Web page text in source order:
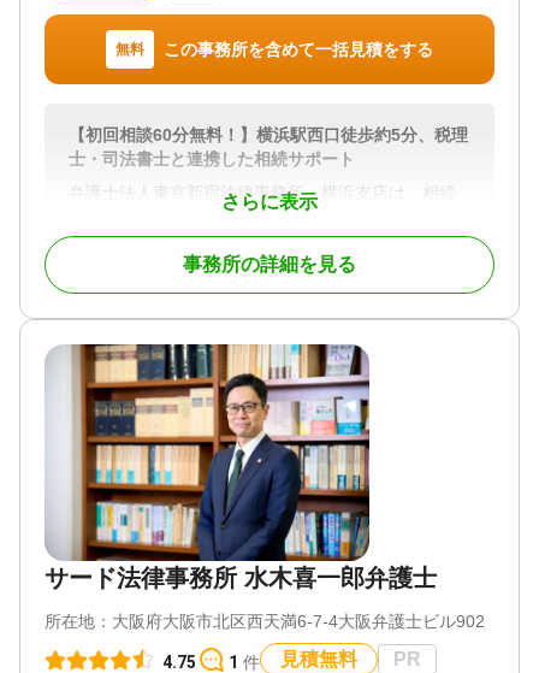
遺言書 / 遺産分割 / 相続財産調査 / 成年後見 / 家族信
託 / 相続手続き / 銀行手続き / 戸籍収集 / 相続人調査
電話相談可 / 訪問可 / 女性スタッフ対応可 / 土日相談
可 / 初回相談無料 / 18時以降相談可 / オンライン面談
無料 この事務所を含めて一括見積をする
さらに表示
【初回相談60分無料！】横浜駅西口徒歩約5分、税理
士・司法書士と連携した相続サポート
弁護士法人東京新宿法律事務所 横浜支店は、相続
問題が得意な法律事務所です。グループ内の税理士
法人、提携司法書士と密に連携し、お客様の相続に
関するお悩みに対応しています。
①初回相談60分無料｜相続人調査から遺留分まで実
務プロセスに沿ってご案内
や費用についてご説明いたします。相続に関するご
相談は、初回60分に限り無料です。
相続人調査では、戸籍謄本の収集による法定相続人
の確定に加え、金融機関・不動産の名寄帳調査、遺
言の有無の確認までを一括して対応します。
遺留分侵害額請求では、遺留分額の算定基礎となる
生前贈与の内容まで調査したうえで、適正な金額の
確保に努めます。
内容についてご不明な点がありましたら、お気軽に
お尋ねください。
事務所の詳細を見る
サード法律事務所 水木喜一郎弁護士
所在地： 大阪府大阪市北区西天満6-7-4大阪弁護士ビル902
4.75 1 件 見積無料 PR